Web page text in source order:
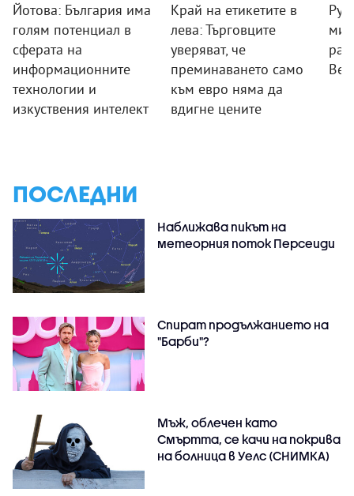
Йотова: България има
голям потенциал в
сферата на
информационните
технологии и
изкуствения интелект
Край на етикетите в
лева: Търговците
уверяват, че
преминаването само
към евро няма да
вдигне цените
ПОСЛЕДНИ
Наближава пикът на
метеорния поток Персеиди
Спират продължанието на
"Барби"?
Мъж, облечен като
Смъртта, се качи на покрива
на болница в Уелс (СНИМКА)